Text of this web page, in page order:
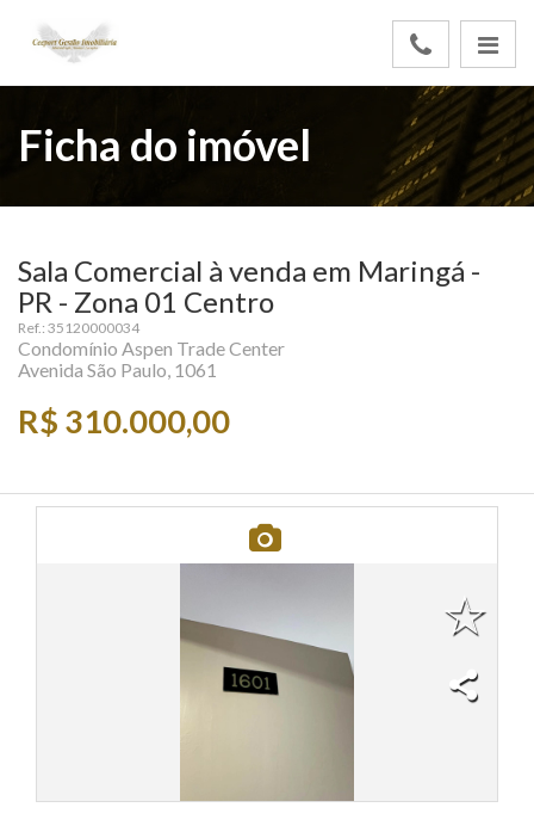
Ficha do imóvel
Sala Comercial à venda em Maringá -
PR - Zona 01 Centro
Ref.: 35120000034
Condomínio Aspen Trade Center
Avenida São Paulo, 1061
R$ 310.000,00